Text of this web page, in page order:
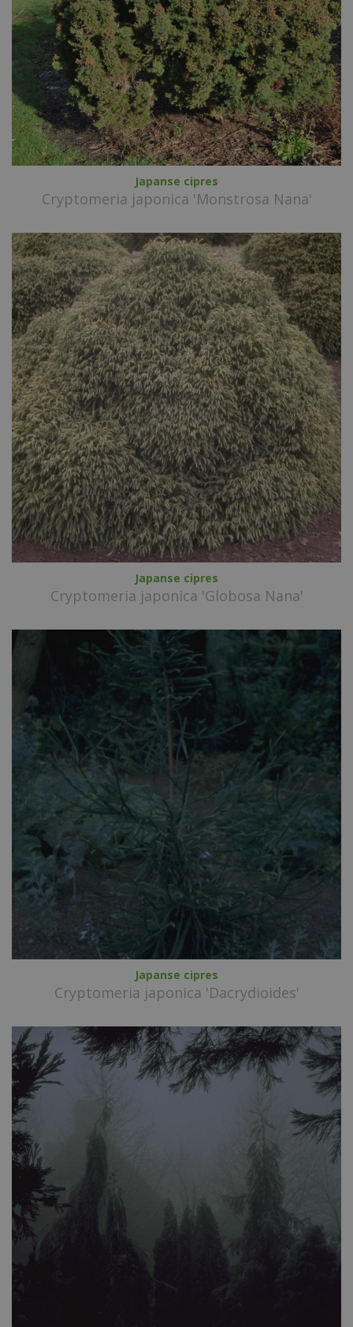
Japanse cipres
Cryptomeria japonica 'Monstrosa Nana'
Japanse cipres
Cryptomeria japonica 'Globosa Nana'
Japanse cipres
Cryptomeria japonica 'Dacrydioides'